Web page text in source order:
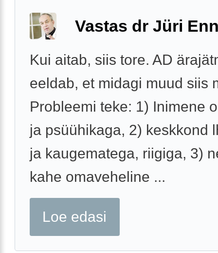
Vastas dr Jüri
Kui aitab, siis tore. AD
eeldab, et midagi muud siis
Probleemi teke: 1) Inimene
ja psüühikaga, 2) keskkond
ja kaugematega, riigiga, 3)
kahe omaveheline ...
Loe edasi